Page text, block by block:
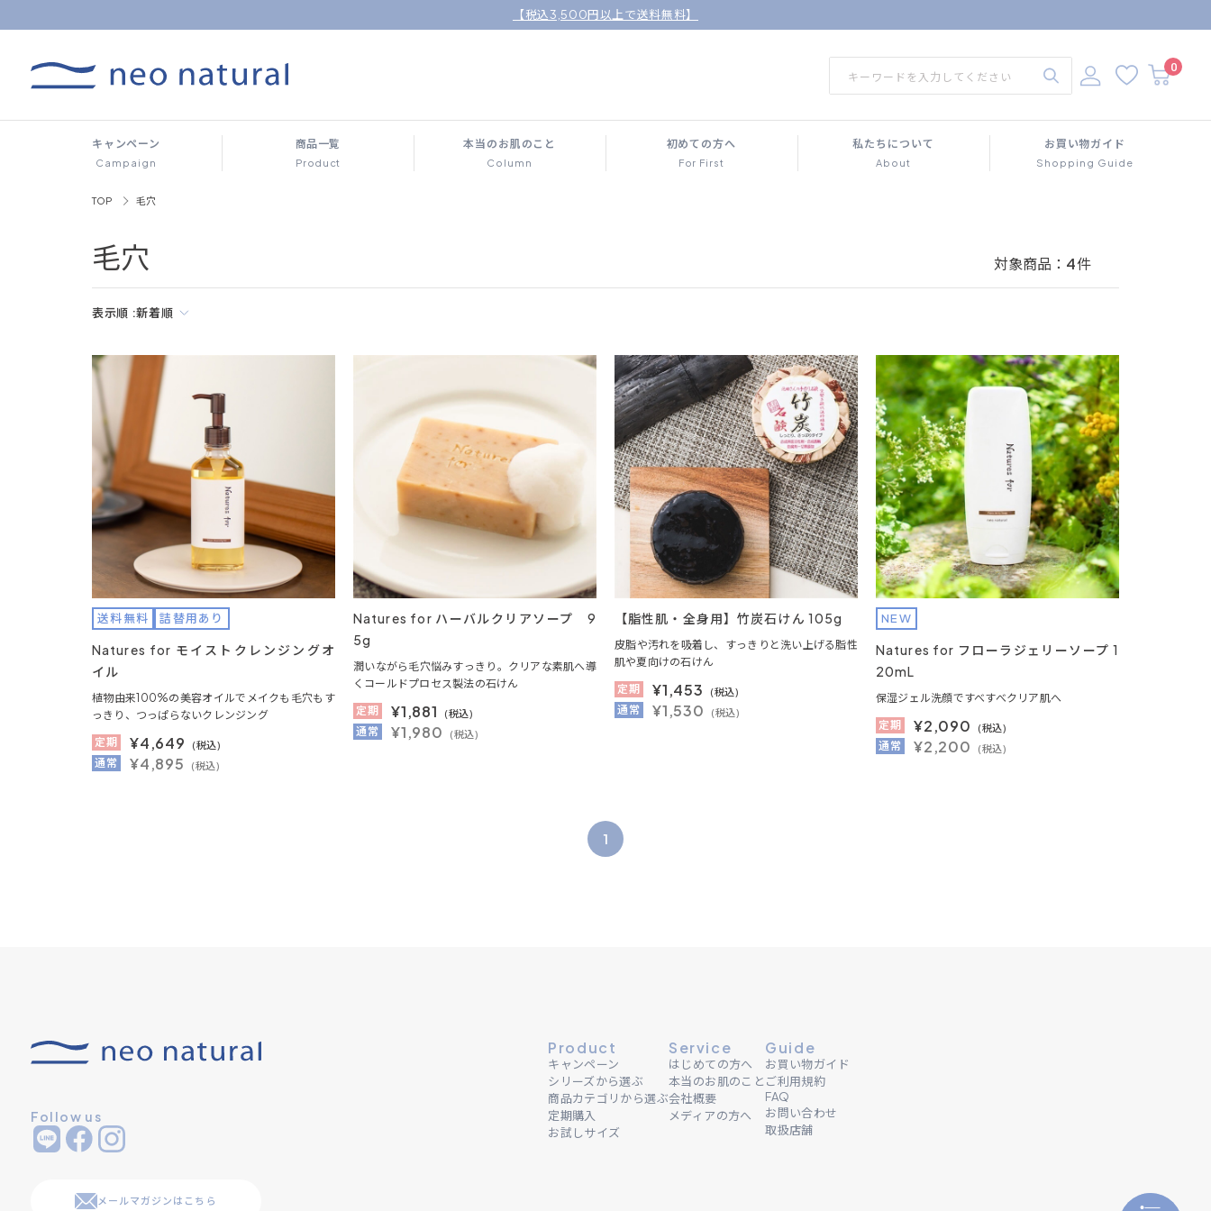
【税込3,500円以上で送料無料】
0
キャンペーン
Campaign
商品一覧
Product
本当のお肌のこと
Column
初めての方へ
For First
私たちについて
About
お買い物ガイド
Shopping Guide
TOP 毛穴
毛穴 対象商品： 4件
表示順 :新着順
送料無料 詰替用あり
Natures for モイストクレンジングオ
イル
植物由来100%の美容オイルでメイクも毛穴もす
っきり、つっぱらないクレンジング
定期
¥4,649 (税込)
通常 ¥4,895 (税込)
Natures for ハーバルクリアソープ 9
5g
潤いながら毛穴悩みすっきり。クリアな素肌へ導
くコールドプロセス製法の石けん
定期
¥1,881 (税込)
通常 ¥1,980 (税込)
【脂性肌・全身用】竹炭石けん 105g
皮脂や汚れを吸着し、すっきりと洗い上げる脂性
肌や夏向けの石けん
定期
¥1,453 (税込)
通常 ¥1,530 (税込)
NEW
Natures for フローラジェリーソープ 1
20mL
保湿ジェル洗顔ですべすべクリア肌へ
定期
¥2,090 (税込)
通常 ¥2,200 (税込)
1
Product
キャンペーン
シリーズから選ぶ
商品カテゴリから選ぶ
定期購入
お試しサイズ
Service
はじめての方へ
本当のお肌のこと
会社概要
メディアの方へ
Guide
お買い物ガイド
ご利用規約
FAQ
お問い合わせ
取扱店舗
Follow us
メールマガジンはこちら